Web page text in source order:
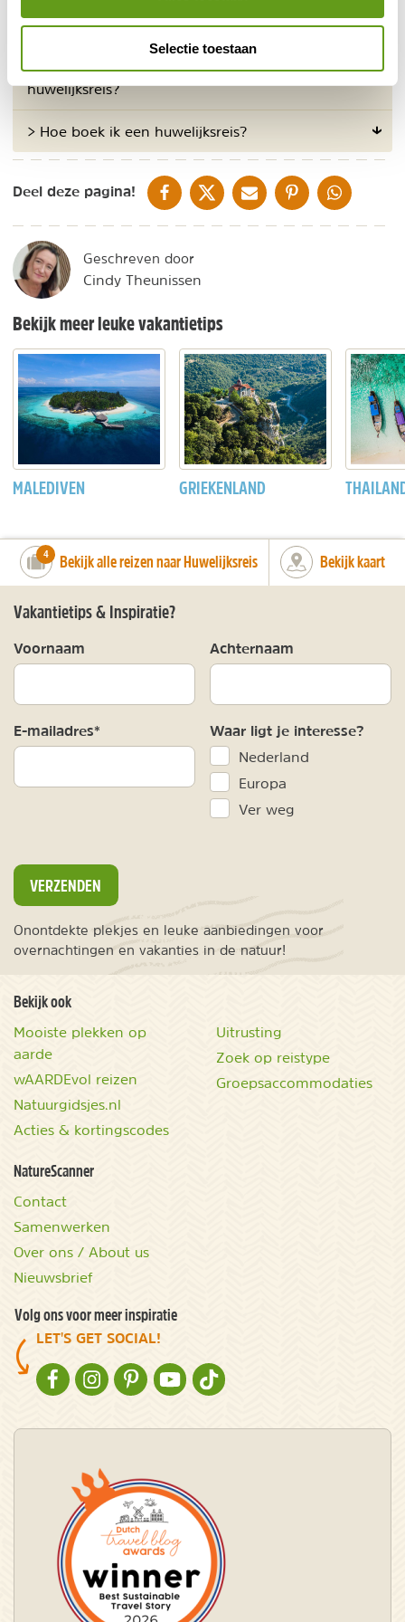
Selectie toestaan
Veelgestelde vragen
> Wat is een mooie bestemming voor een
huwelijksreis?
> Hoe boek ik een huwelijksreis?
Deel deze pagina! DELEN OP FACEBOOK
DELEN OP XDELEN VIA DE MAIL
DELEN OP PINTEREST
DELEN OP
Geschreven door
Cindy Theunissen
Bekijk meer leuke vakantietips
MALEDIVEN GRIEKENLAND
number_of_trips:
4 Bekijk alle reizen naar Huwelijksreis Bekijk kaart
Vakantietips & Inspiratie?
Voornaam Achternaam
E-mailadres* Waar ligt je interesse?
Nederland
Europa
Ver weg
VERZENDEN
Onontdekte plekjes en leuke aanbiedingen voor
overnachtingen en vakanties in de natuur!
Bekijk ook
Mooiste plekken op
aarde
wAARDEvol reizen
Natuurgidsjes.nl
Acties & kortingscodes
Uitrusting
Zoek op reistype
Groepsaccommodaties
NatureScanner
Contact
Samenwerken
Over ons / About us
Nieuwsbrief
Volg ons voor meer inspiratie
LET'S GET SOCIAL!
NATURESCANNER OP FACEBOOK
NATURESCANNER OP INSTAGRAM
NATURESCANNER OP PINTEREST
NATURESCANNER OP YOUTUBE
NATURESCANNER OP TIKTOK